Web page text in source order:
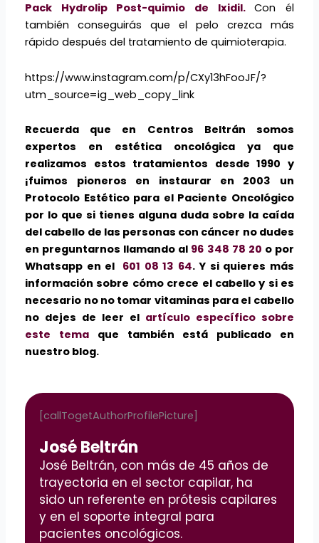
Pack Hydrolip Post-quimio de Ixidil.Con él
también conseguirás que el pelo crezca más
rápido después del tratamiento de quimioterapia.
https://www.instagram.com/p/CXy13hFooJF/?
utm_source=ig_web_copy_link
Recuerda que en Centros Beltrán somos
expertos en estética oncológica ya que
realizamos estos tratamientos desde 1990 y
¡fuimos pioneros en instaurar en 2003 un
Protocolo Estético para el Paciente Oncológico
por lo que si tienes alguna duda sobre la caída
del cabello de las personas con cáncer no dudes
en preguntarnos llamando al 96 348 78 20 o por
Whatsapp en el 601 08 13 64. Y si quieres más
información sobre cómo crece el cabello y si es
necesario no no tomar vitaminas para el cabello
no dejes de leer el artículo específico sobre
este temaque también está publicado en
nuestro blog.
[callTogetAuthorProfilePicture]
José Beltrán
José Beltrán, con más de 45 años de
trayectoria en el sector capilar, ha
sido un referente en prótesis capilares
y en el soporte integral para
pacientes oncológicos.